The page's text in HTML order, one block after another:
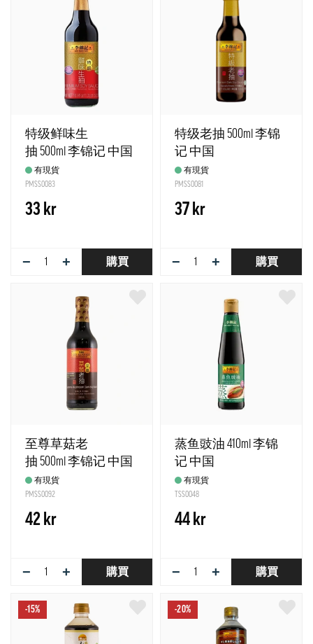
特级鲜味生
抽 500ml 李锦记 中国
有現貨
PMSS0083
33 kr
− + 購買
特级老抽 500ml 李锦
记 中国
有現貨
PMSS0081
37 kr
− + 購買
至尊草菇老
抽 500ml 李锦记 中国
有現貨
PMSS0092
42 kr
− + 購買
蒸鱼豉油 410ml 李锦
记 中国
有現貨
TSS0048
44 kr
− + 購買
-15% -20%